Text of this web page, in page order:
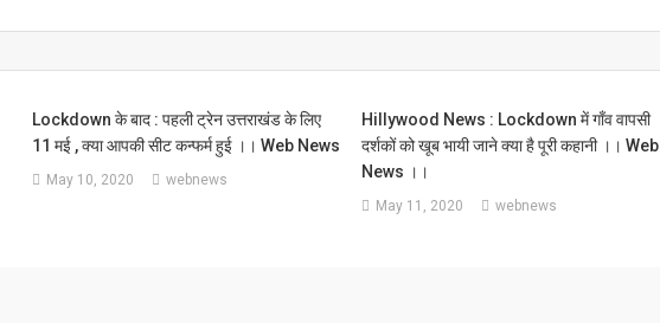
Lockdown के बाद : पहली ट्रेन उत्तराखंड के लिए
11 मई , क्या आपकी सीट कन्फर्म हुई ।। Web News
May 10, 2020 webnews
Hillywood News : Lockdown में गाँव वापसी
दर्शकों को खूब भायी जाने क्या है पूरी कहानी ।। Web
News ।।
May 11, 2020 webnews